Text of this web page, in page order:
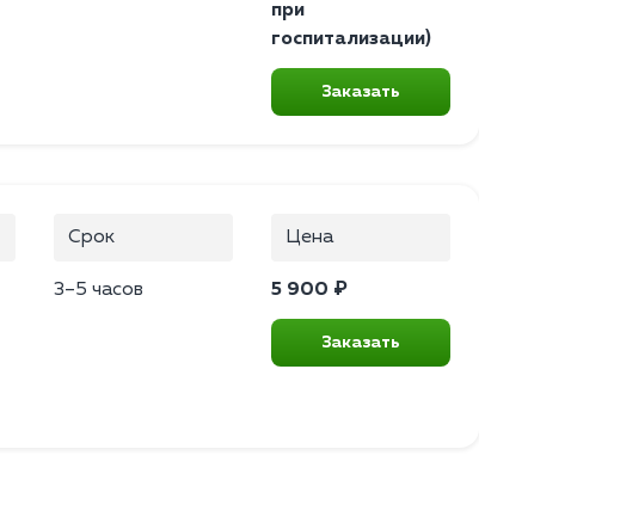
при
госпитализации)
Заказать
Срок
3–5 часов
Цена
5 900 ₽
Заказать